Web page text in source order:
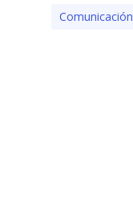
Comunicación